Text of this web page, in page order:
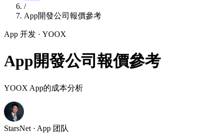
/
App開發公司報價參考
App 开发 · YOOX
App開發公司報價參考
YOOX App的成本分析
StarsNet · App 团队